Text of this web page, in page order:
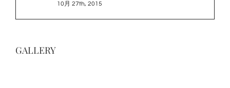
10月 27th, 2015
GALLERY